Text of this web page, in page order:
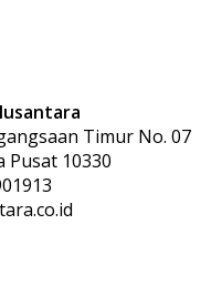
Timur No. 07
Pusat 10330